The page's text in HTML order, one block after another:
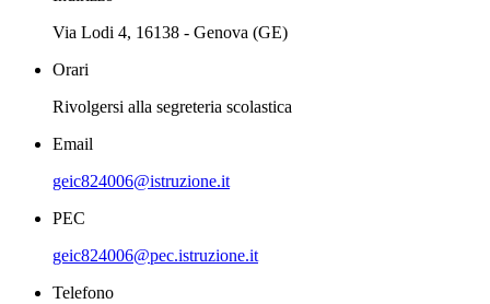
Via Lodi 4, 16138 - Genova (GE)
Orari
Rivolgersi alla segreteria scolastica
Email
geic824006@istruzione.it
PEC
geic824006@pec.istruzione.it
Telefono